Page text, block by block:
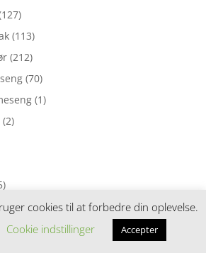
(113)
(212)
(70)
(1)
(2)
(3)cookies til at forbedre din oplevelse.
Cookie indstillinger Accepter